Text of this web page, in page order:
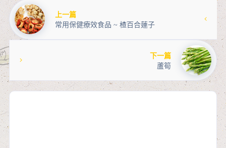
上一篇
常用保健療效食品 ~ 楂百合蓮子
下一篇
蘆筍